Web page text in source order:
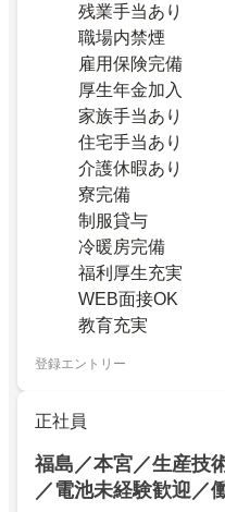
残業手当あり
職場内禁煙
雇用保険完備
厚生年金加入
家族手当あり
住宅手当あり
介護休暇あり
寮完備
制服貸与
冷暖房完備
福利厚生充実
WEB面接OK
教育充実
登録エントリー
正社員
福島／本宮／生産技
／電池未経験歓迎／